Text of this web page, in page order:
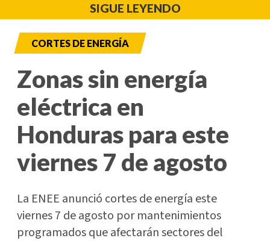
SIGUE LEYENDO
CORTES DE ENERGÍA
Zonas sin energía
eléctrica en
Honduras para este
viernes 7 de agosto
La ENEE anunció cortes de energía este
viernes 7 de agosto por mantenimientos
programados que afectarán sectores del